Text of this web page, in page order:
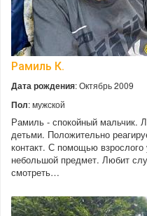
Рамиль К.
Дата рождения: Октябрь 2009
Пол: мужской
Рамиль - спокойный мальчик.
детьми. Положительно
контакт. С помощью
небольшой предмет. Любит
смотреть…